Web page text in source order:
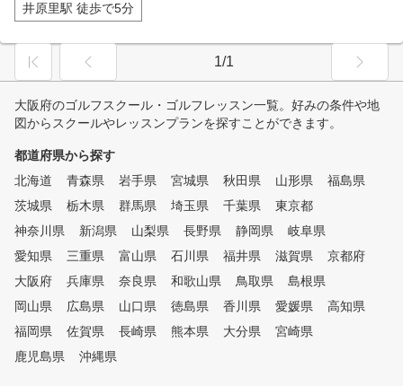
井原里駅 徒歩で5分
1/1
大阪府のゴルフスクール・ゴルフレッスン一覧。好みの条件や地
図からスクールやレッスンプランを探すことができます。
都道府県から探す
北海道
青森県 岩手県 宮城県 秋田県 山形県
福島県
茨城県
栃木県 群馬県 埼玉県 千葉県
東京都
神奈川県
新潟県 山梨県 長野県 静岡県
岐阜県
愛知県
三重県 富山県 石川県 福井県 滋賀県
京都府
大阪府
兵庫県 奈良県 和歌山県 鳥取県
島根県
岡山県
広島県 山口県 徳島県 香川県 愛媛県
高知県
福岡県
佐賀県 長崎県 熊本県 大分県
宮崎県
鹿児島県
沖縄県